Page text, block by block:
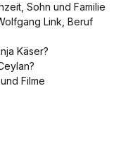
Sohn und Familie
Link, Beruf
Käser?
Filme